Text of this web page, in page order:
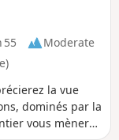
55
Moderate
la vue
dominés par la
vous mènera